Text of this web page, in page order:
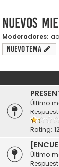
Nuevos
Moderadores:
Nuevo Tema
Último
Rating:
Último